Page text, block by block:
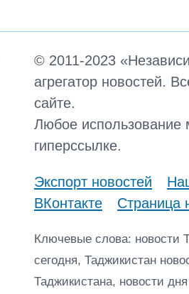
© 2011-2023
агрегатор новостей.
сайте.
Любое использование
гиперссылке.
Экспорт новостей
ВКонтакте
Страница
Ключевые слова: новости
сегодня, Таджикистан
Таджикистана, новости